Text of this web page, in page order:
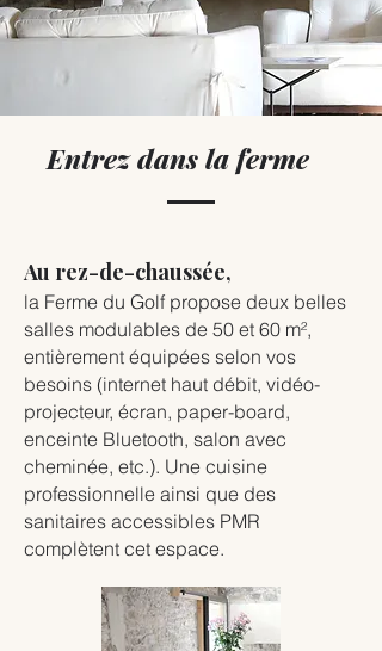
Entrez dans la ferme
Au rez-de-chaussée,
la Ferme du Golf propose deux belles
salles modulables de 50 et 60 m²,
entièrement équipées selon vos
besoins (internet haut débit, vidéo-
projecteur, écran, paper-board,
enceinte Bluetooth, salon avec
cheminée, etc.). Une cuisine
professionnelle ainsi que des
sanitaires accessibles PMR
complètent cet espace.